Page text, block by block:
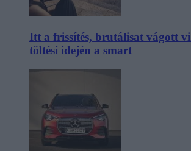
Itt a frissítés, brutálisat vágott
töltési idején a smart